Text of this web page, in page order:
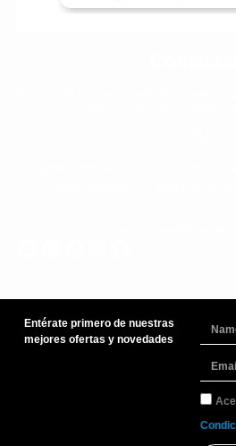
Entérate primero de nuestras
mejores ofertas y novedades
Name
Email
TyC